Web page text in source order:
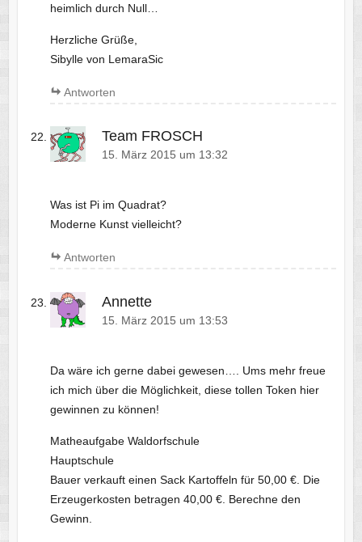
heimlich durch Null…
Herzliche Grüße,
Sibylle von LemaraSic
Antworten
Team FROSCH
15. März 2015 um 13:32
Was ist Pi im Quadrat?
Moderne Kunst vielleicht?
Antworten
Annette
15. März 2015 um 13:53
Da wäre ich gerne dabei gewesen…. Ums mehr freue
ich mich über die Möglichkeit, diese tollen Token hier
gewinnen zu können!
Matheaufgabe Waldorfschule
Hauptschule
Bauer verkauft einen Sack Kartoffeln für 50,00 €. Die
Erzeugerkosten betragen 40,00 €. Berechne den
Gewinn.